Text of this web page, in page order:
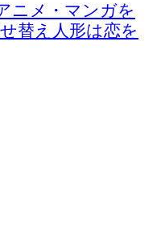
ニメ・マンガを
替え人形は恋を